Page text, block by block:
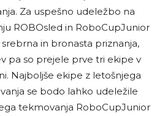
Za uspešno udeležbo na
ROBOsled in RoboCupJunior
in bronasta priznanja,
pa so prejele prve tri ekipe v
Najboljše ekipe z letošnjega
se bodo lahko udeležile
tekmovanja RoboCupJunior